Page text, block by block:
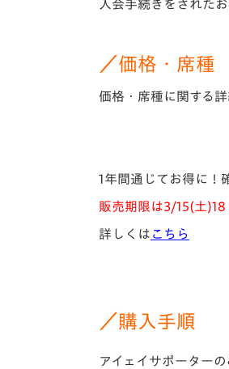
入会手続きをされた
／価格・席種
価格・席種に関する
1年間通じてお得に！
販売期限は3/15(土)18
詳しくは こちら
／購入手順
アイェイサポーター